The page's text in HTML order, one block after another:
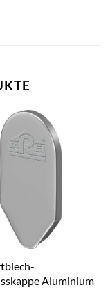
Aluminium